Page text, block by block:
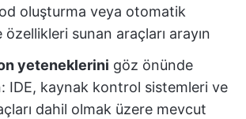
oluşturma veya otomatik
sunan araçları arayın
yeteneklerini göz önünde
IDE, kaynak kontrol sistemleri ve
dahil olmak üzere mevcut